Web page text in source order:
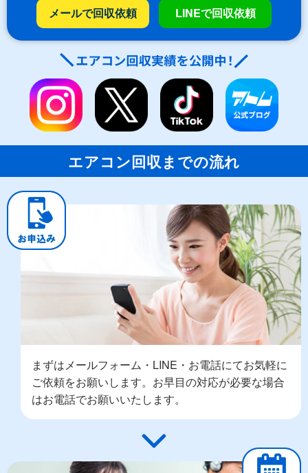
メールで回収依頼 LINEで回収依頼
エアコン回収までの流れ
まずはメールフォーム・LINE・お電話にてお気軽に
ご依頼をお願いします。お早目の対応が必要な場合
はお電話でお願いいたします。